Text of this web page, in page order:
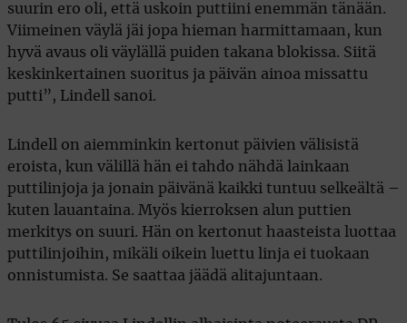
suurin ero oli, että uskoin puttiini enemmän tänään.
Viimeinen väylä jäi jopa hieman harmittamaan, kun
hyvä avaus oli väylällä puiden takana blokissa. Siitä
keskinkertainen suoritus ja päivän ainoa missattu
putti”, Lindell sanoi.
Lindell on aiemminkin kertonut päivien välisistä
eroista, kun välillä hän ei tahdo nähdä lainkaan
puttilinjoja ja jonain päivänä kaikki tuntuu selkeältä –
kuten lauantaina. Myös kierroksen alun puttien
merkitys on suuri. Hän on kertonut haasteista luottaa
puttilinjoihin, mikäli oikein luettu linja ei tuokaan
onnistumista. Se saattaa jäädä alitajuntaan.